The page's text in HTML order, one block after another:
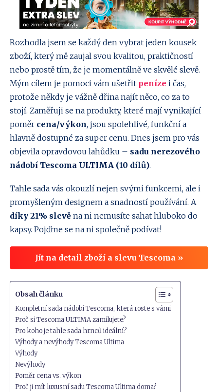
Rozhodla jsem se každý den vybrat jeden kousek
zboží, který mě zaujal svou kvalitou, praktičností
nebo prostě tím, že je momentálně ve skvělé slevě.
Mým cílem je pomoci vám ušetřit peníze i čas,
protože někdy je vážně dřina najít něco, co za to
stojí. Zaměřuji se na produkty, které mají vynikající
poměr cena/výkon, jsou spolehlivé, funkční a
hlavně dostupné za super cenu. Dnes jsem pro vás
objevila opravdovou lahůdku – sadu nerezového
nádobí Tescoma ULTIMA (10 dílů).
Tahle sada vás okouzlí nejen svými funkcemi, ale i
promyšleným designem a snadností používání. A
díky 21% slevě na ni nemusíte sahat hluboko do
kapsy. Pojďme se na ni společně podívat!
Jít na detail zboží a slevu Tescoma »
Obsah článku
Kompletní sada nádobí Tescoma, která roste s vámi
Proč si Tescoma ULTIMA zamilujete?
Pro koho je tahle sada hrnců ideální?
Výhody a nevýhody Tescoma Ultima
Výhody
Nevýhody
Poměr cena vs. výkon
Proč ji mít luxusní sadu Tescoma Ultima doma?